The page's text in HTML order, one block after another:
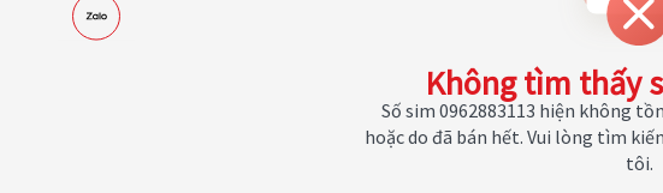
Không tìm thấy
Số sim 0962883113 hiện không
hoặc do đã bán hết. Vui lòng tìm
tôi.